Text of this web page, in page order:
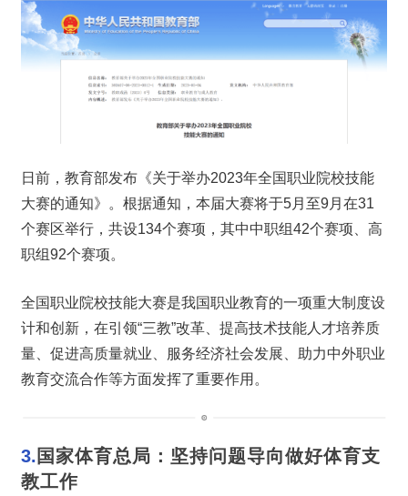
日前，教育部发布《关于举办2023年全国职业院校技能
大赛的通知》。根据通知，本届大赛将于5月至9月在31
个赛区举行，共设134个赛项，其中中职组42个赛项、高
职组92个赛项。
全国职业院校技能大赛是我国职业教育的一项重大制度设
计和创新，在引领“三教”改革、提高技术技能人才培养质
量、促进高质量就业、服务经济社会发展、助力中外职业
教育交流合作等方面发挥了重要作用。
3.国家体育总局：坚持问题导向做好体育支
教工作